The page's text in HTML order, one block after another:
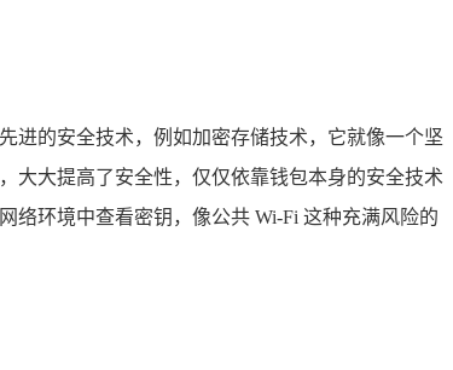
进的安全技术，例如加密存储技术，它就像一个坚
大大提高了安全性，仅仅依靠钱包本身的安全技术
络环境中查看密钥，像公共 Wi-Fi 这种充满风险的